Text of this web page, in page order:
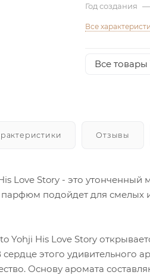
Год создания —
Все
Все
Отзывы
Love Story - это утонченный
парфюм подойдет для
Yohji His Love Story
сердце этого удивительного
Основу аромата